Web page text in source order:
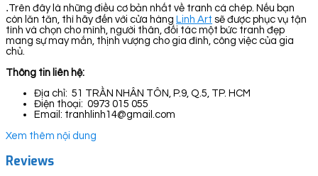
.Trên đây là những điều cơ bản nhất về tranh cá chép. Nếu bạn
còn lăn tăn, thì hãy đến với cửa hàng Linh Art sẽ được phục vụ tận
tình và chọn cho mình, người thân, đối tác một bức tranh đẹp
mang sự may mắn, thịnh vượng cho gia đình, công việc của gia
chủ.
Thông tin liên hệ:
Địa chỉ: 51 TRẦN NHÂN TÔN, P.9, Q.5, TP. HCM
Điện thoại: 0973 015 055
Email: tranhlinh14@gmail.com
Xem thêm nội dung
Reviews